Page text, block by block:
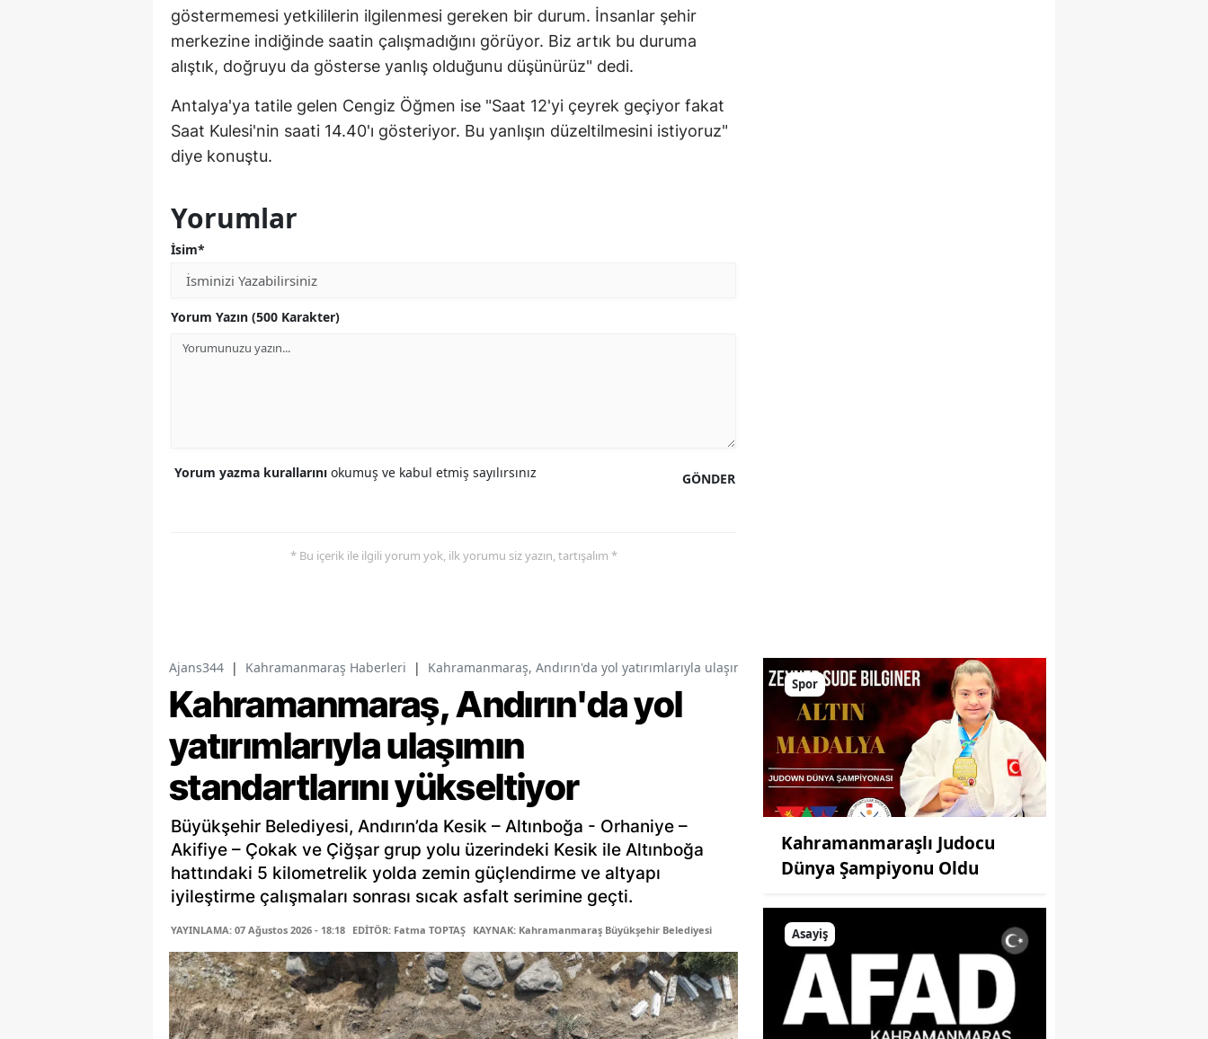
göstermemesi yetkililerin ilgilenmesi gereken bir durum. İnsanlar şehir
merkezine indiğinde saatin çalışmadığını görüyor. Biz artık bu duruma
alıştık, doğruyu da gösterse yanlış olduğunu düşünürüz" dedi.
Antalya'ya tatile gelen Cengiz Öğmen ise "Saat 12'yi çeyrek geçiyor fakat
Saat Kulesi'nin saati 14.40'ı gösteriyor. Bu yanlışın düzeltilmesini istiyoruz"
diye konuştu.
Yorumlar
İsim*
Yorum Yazın (500 Karakter)
GÖNDER
Yorum yazma kurallarını okumuş ve kabul etmiş sayılırsınız
* Bu içerik ile ilgili yorum yok, ilk yorumu siz yazın, tartışalım *
Ajans344 | Kahramanmaraş Haberleri | Kahramanmaraş, Andırın'da yol yatırımlarıyla ulaşımın standartlarını yükseltiyor
Kahramanmaraş, Andırın'da yol
yatırımlarıyla ulaşımın
standartlarını yükseltiyor
Büyükşehir Belediyesi, Andırın’da Kesik – Altınboğa - Orhaniye –
Akifiye – Çokak ve Çiğşar grup yolu üzerindeki Kesik ile Altınboğa
hattındaki 5 kilometrelik yolda zemin güçlendirme ve altyapı
iyileştirme çalışmaları sonrası sıcak asfalt serimine geçti.
YAYINLAMA: 07 Ağustos 2026 - 18:18 EDİTÖR: Fatma TOPTAŞ KAYNAK: Kahramanmaraş Büyükşehir Belediyesi
Spor
Kahramanmaraşlı Judocu
Dünya Şampiyonu Oldu
Asayiş